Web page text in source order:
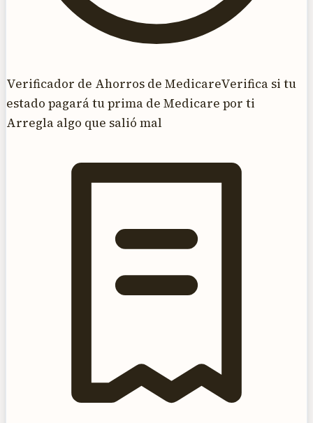
Verificador de Ahorros de MedicareVerifica si tu
estado pagará tu prima de Medicare por ti
Arregla algo que salió mal